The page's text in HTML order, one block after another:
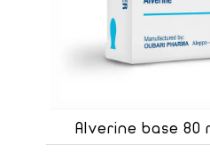
Alverine base 80